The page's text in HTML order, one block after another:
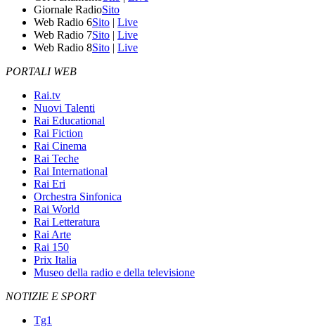
Giornale RadioSito
Web Radio 6Sito | Live
Web Radio 7Sito | Live
Web Radio 8Sito | Live
PORTALI WEB
Rai.tv
Nuovi Talenti
Rai Educational
Rai Fiction
Rai Cinema
Rai Teche
Rai International
Rai Eri
Orchestra Sinfonica
Rai World
Rai Letteratura
Rai Arte
Rai 150
Prix Italia
Museo della radio e della televisione
NOTIZIE E SPORT
Tg1